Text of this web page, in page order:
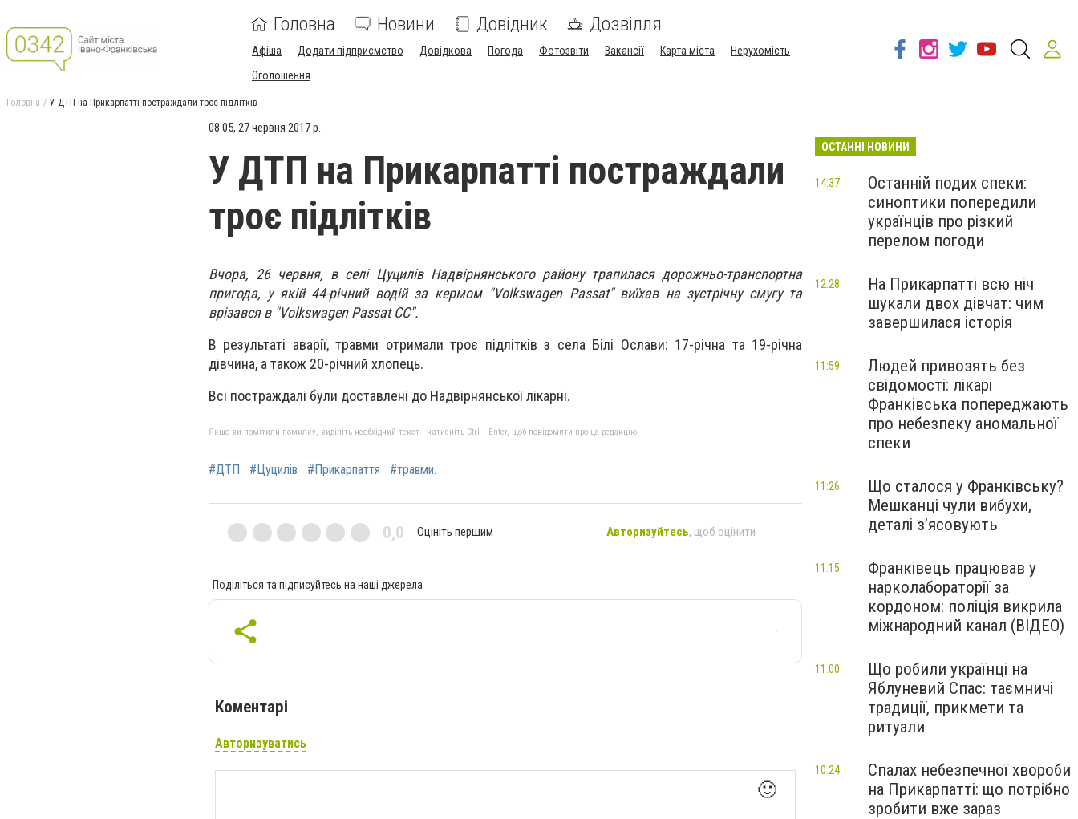
Головна Новини Довідник Дозвілля
Афіша Додати підприємство Довідкова Погода Фотозвіти Вакансії Карта міста
Нерухомість
Оголошення
Головна У ДТП на Прикарпатті постраждали троє підлітків
08:05, 27 червня 2017 р.
У ДТП на Прикарпатті постраждали
троє підлітків
Вчора, 26 червня, в селі Цуцилів Надвірнянського району трапилася дорожньо-транспортна
пригода, у якій 44-річний водій за кермом "Volkswagen Passat" виїхав на зустрічну смугу та
врізався в "Volkswagen Passat СС".
В результаті аварії, травми отримали троє підлітків з села Білі Ослави: 17-річна та 19-річна
дівчина, а також 20-річний хлопець.
Всі постраждалі були доставлені до Надвірнянської лікарні.
Якщо ви помітили помилку, виділіть необхідний текст і натисніть Ctrl + Enter, щоб повідомити про це редакцію
#ДТП #Цуцилів #Прикарпаття #травми.
0,0 Оцініть першим Авторизуйтесь, щоб оцінити
Поділіться та підписуйтесь на наші джерела
Коментарі
Авторизуватись
🙂
ОСТАННІ НОВИНИ
Останній подих спеки:
синоптики попередили
українців про різкий
перелом погоди
14:37
На Прикарпатті всю ніч
шукали двох дівчат: чим
завершилася історія
12:28
Людей привозять без
свідомості: лікарі
Франківська попереджають
про небезпеку аномальної
спеки
11:59
Що сталося у Франківську?
Мешканці чули вибухи,
деталі з’ясовують
11:26
Франківець працював у
нарколабораторії за
кордоном: поліція викрила
міжнародний канал (ВІДЕО)
11:15
Що робили українці на
Яблуневий Спас: таємничі
традиції, прикмети та
ритуали
11:00
Спалах небезпечної хвороби
на Прикарпатті: що потрібно
зробити вже зараз
10:24